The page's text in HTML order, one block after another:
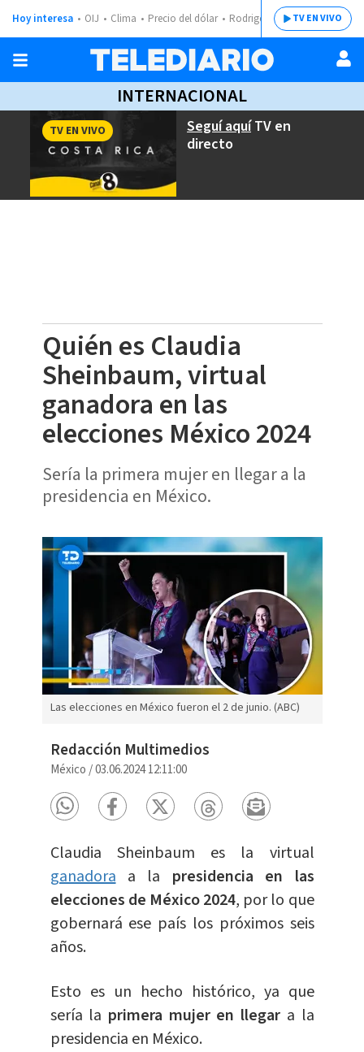
Hoy interesa OIJ Clima Precio del dólar Rodrigo ChavesTV EN VIVO
INTERNACIONAL
Seguí aquíTV en
directo
TV EN VIVO
Quién es Claudia
Sheinbaum, virtual
ganadora en las
elecciones México 2024
Sería la primera mujer en llegar a la
presidencia en México.
Las elecciones en México fueron el 2 de junio. (ABC)
Redacción Multimedios
México /03.06.2024 12:11:00
Claudia Sheinbaum es la virtual
ganadoraa la presidencia en las
elecciones de México 2024, por lo que
gobernará ese país los próximos seis
años.
Esto es un hecho histórico, ya que
sería la primera mujer en llegar a la
presidencia en México.